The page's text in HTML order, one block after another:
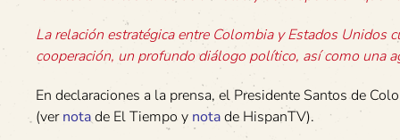
La relación estratégica entre Colombia y Estados Unidos
cooperación, un profundo diálogo político, así como una
En declaraciones a la prensa, el Presidente Santos de
(vernotade El Tiempo y notade HispanTV).